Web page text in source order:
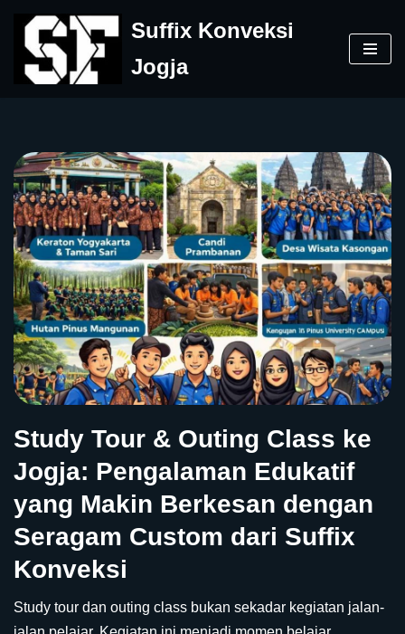
Skip
to
Suffix Konveksi
Jogja
Study Tour & Outing Class ke
Jogja: Pengalaman Edukatif
yang Makin Berkesan dengan
Seragam Custom dari Suffix
Konveksi
Study tour dan outing class bukan sekadar kegiatan jalan-